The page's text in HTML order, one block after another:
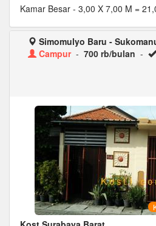
Kamar Besar - 3,00 X 7,00 M =
Simomulyo Baru -
Campur- 700 rb/bulan -